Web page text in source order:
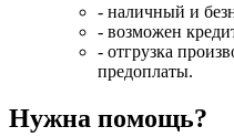
- наличный и
- возможен
- отгрузка
предоплаты.
Нужна помощь?